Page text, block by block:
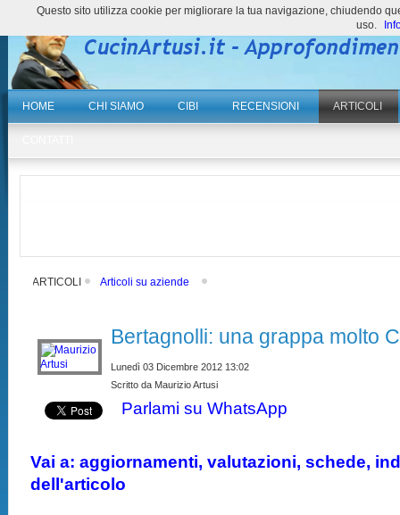
HOME CHI SIAMO CIBI RECENSIONI ARTICOLI
ARTICOLI Articoli su aziende
Bertagnolli: una grappa molto
Lunedì 03 Dicembre 2012 13:02
Scritto da Maurizio Artusi
Parlami su WhatsApp
Vai a: aggiornamenti, valutazioni, schede,
dell'articolo
Questo sito utilizza cookie per migliorare la tua navigazione, chiudendo
uso.